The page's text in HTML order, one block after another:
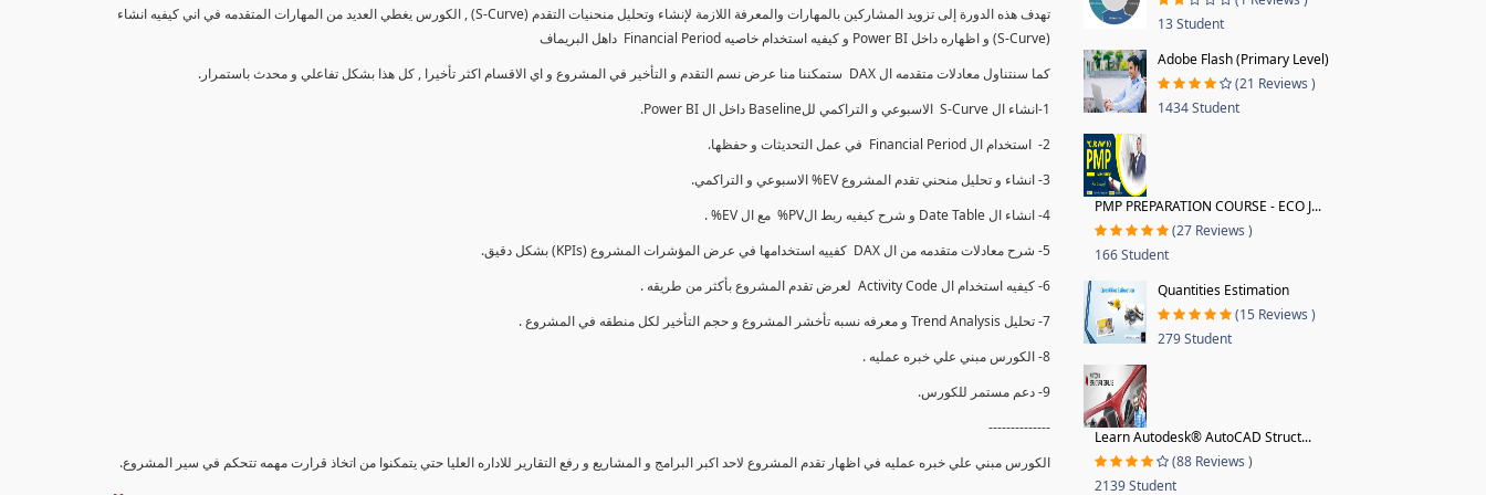
تهدف هذه الدورة إلى تزويد المشاركين بالمهارات والمعرفة اللازمة لإنشاء وتحليل منحنيات التقدم (S-Curve) , الكورس يغطي العديد من المهارات المتقدمه في اني كيفيه انشاء
(S-Curve) و اظهاره داخل Power BI و كيفيه استخدام خاصيه Financial Period داهل البريماف
كما سنتناول معادلات متقدمه ال DAX ستمكننا منا عرض نسم التقدم و التأخير في المشروع و اي الاقسام اكثر تأخيرا , كل هذا بشكل تفاعلي و محدث باستمرار.
1-انشاء ال S-Curve الاسبوعي و التراكمي للBaseline داخل ال Power BI.
2- استخدام ال Financial Period في عمل التحديثات و حفظها.
3- انشاء و تحليل منحني تقدم المشروع EV% الاسبوعي و التراكمي.
4- انشاء ال Date Table و شرح كيفيه ربط الPV% مع ال EV% .
5- شرح معادلات متقدمه من ال DAX كفييه استخدامها في عرض المؤشرات المشروع (KPIs) بشكل دقيق.
6- كيفيه استخدام ال Activity Code لعرض تقدم المشروع بأكثر من طريقه .
7- تحليل Trend Analysis و معرفه نسبه تأخشر المشروع و حجم التأخير لكل منطقه في المشروع .
8- الكورس مبني علي خبره عمليه .
9- دعم مستمر للكورس.
--------------
الكورس مبني علي خبره عمليه في اظهار تقدم المشروع لاحد اكبر البرامج و المشاريع و رفع التقارير للاداره العليا حتي يتمكنوا من اتخاذ قرارت مهمه تتحكم في سير المشروع.
13 Student
Adobe Flash (Primary Level)
(21 Reviews )
1434 Student
PMP PREPARATION COURSE - ECO J...
(27 Reviews )
166 Student
Quantities Estimation
(15 Reviews )
279 Student
Learn Autodesk® AutoCAD Struct...
(88 Reviews )
2139 Student